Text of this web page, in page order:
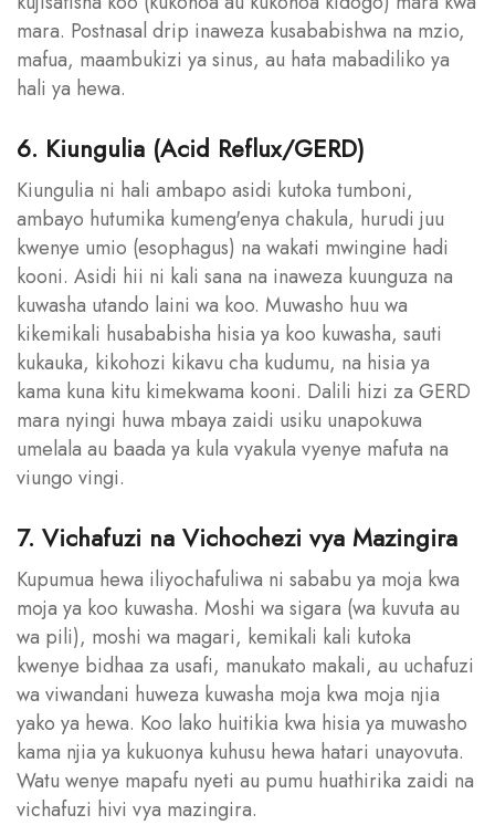
mara. Postnasal drip inaweza kusababishwa na mzio,
mafua, maambukizi ya sinus, au hata mabadiliko ya
hali ya hewa.
6. Kiungulia (Acid Reflux/GERD)
Kiungulia ni hali ambapo asidi kutoka tumboni,
ambayo hutumika kumeng'enya chakula, hurudi juu
kwenye umio (esophagus) na wakati mwingine hadi
kooni. Asidi hii ni kali sana na inaweza kuunguza na
kuwasha utando laini wa koo. Muwasho huu wa
kikemikali husababisha hisia ya koo kuwasha, sauti
kukauka, kikohozi kikavu cha kudumu, na hisia ya
kama kuna kitu kimekwama kooni. Dalili hizi za GERD
mara nyingi huwa mbaya zaidi usiku unapokuwa
umelala au baada ya kula vyakula vyenye mafuta na
viungo vingi.
7. Vichafuzi na Vichochezi vya Mazingira
Kupumua hewa iliyochafuliwa ni sababu ya moja kwa
moja ya koo kuwasha. Moshi wa sigara (wa kuvuta au
wa pili), moshi wa magari, kemikali kali kutoka
kwenye bidhaa za usafi, manukato makali, au uchafuzi
wa viwandani huweza kuwasha moja kwa moja njia
yako ya hewa. Koo lako huitikia kwa hisia ya muwasho
kama njia ya kukuonya kuhusu hewa hatari unayovuta.
Watu wenye mapafu nyeti au pumu huathirika zaidi na
vichafuzi hivi vya mazingira.